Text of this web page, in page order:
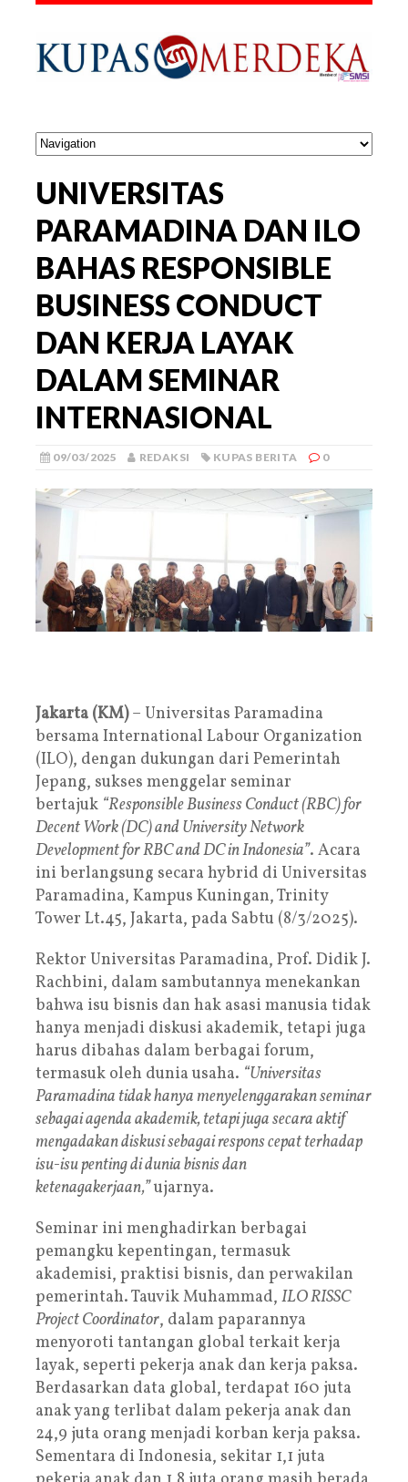
UNIVERSITAS
PARAMADINA DAN ILO
BAHAS RESPONSIBLE
BUSINESS CONDUCT
DAN KERJA LAYAK
DALAM SEMINAR
INTERNASIONAL
09/03/2025 REDAKSI KUPAS BERITA 0
Jakarta (KM)– Universitas Paramadina
bersama International Labour Organization
(ILO), dengan dukungan dari Pemerintah
Jepang, sukses menggelar seminar
bertajuk “Responsible Business Conduct (RBC) for
Decent Work (DC) and University Network
Development for RBC and DC in Indonesia”. Acara
ini berlangsung secara hybrid di Universitas
Paramadina, Kampus Kuningan, Trinity
Tower Lt.45, Jakarta, pada Sabtu (8/3/2025).
Rektor Universitas Paramadina, Prof. Didik J.
Rachbini, dalam sambutannya menekankan
bahwa isu bisnis dan hak asasi manusia tidak
hanya menjadi diskusi akademik, tetapi juga
harus dibahas dalam berbagai forum,
termasuk oleh dunia usaha. “Universitas
Paramadina tidak hanya menyelenggarakan seminar
sebagai agenda akademik, tetapi juga secara aktif
mengadakan diskusi sebagai respons cepat terhadap
isu-isu penting di dunia bisnis dan
ketenagakerjaan,”ujarnya.
Seminar ini menghadirkan berbagai
pemangku kepentingan, termasuk
akademisi, praktisi bisnis, dan perwakilan
pemerintah. Tauvik Muhammad, ILO RISSC
Project Coordinator, dalam paparannya
menyoroti tantangan global terkait kerja
layak, seperti pekerja anak dan kerja paksa.
Berdasarkan data global, terdapat 160 juta
anak yang terlibat dalam pekerja anak dan
24,9 juta orang menjadi korban kerja paksa.
Sementara di Indonesia, sekitar 1,1 juta